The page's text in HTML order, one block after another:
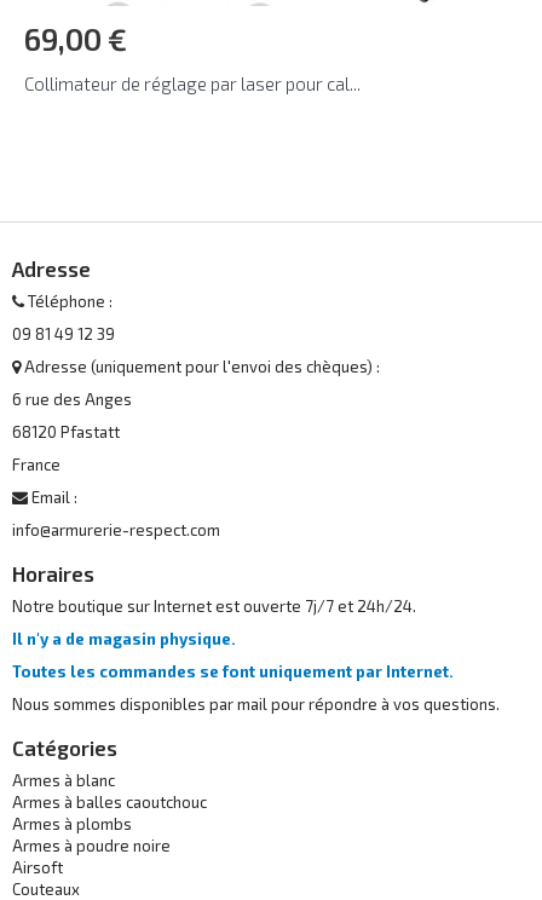
69,00 €
Collimateur de réglage par laser pour cal...
Adresse
Téléphone :
09 81 49 12 39
Adresse (uniquement pour l'envoi des chèques) :
6 rue des Anges
68120 Pfastatt
France
Email :
info@armurerie-respect.com
Horaires
Notre boutique sur Internet est ouverte 7j/7 et 24h/24.
Il n'y a de magasin physique.
Toutes les commandes se font uniquement par Internet.
Nous sommes disponibles par mail pour répondre à vos questions.
Catégories
Armes à blanc
Armes à balles caoutchouc
Armes à plombs
Armes à poudre noire
Airsoft
Couteaux